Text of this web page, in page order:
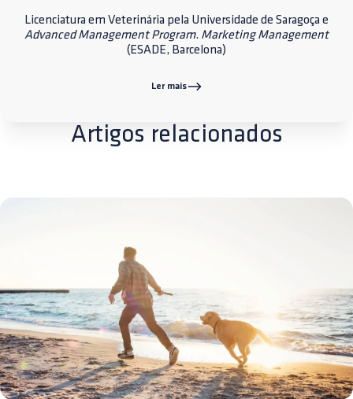
Licenciatura em Veterinária pela Universidade de Saragoça e
Advanced Management Program. Marketing Management
(ESADE, Barcelona)
Ler mais
Artigos relacionados